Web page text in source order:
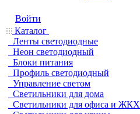
Войти
Каталог
Ленты светодиодные
Неон светодиодный
Блоки питания
Профиль светодиодный
Управление светом
Светильники для дома
Светильники для офиса и ЖКХ